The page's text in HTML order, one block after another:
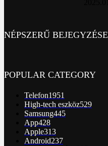
NÉPSZERŰ
POPULAR CATEGORY
Telefon1951
High-tech eszköz529
Samsung445
App428
Apple313
Android237